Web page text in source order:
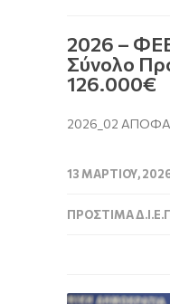
2026 –
Σύνολο
126.000€
2026_02
13 ΜΑΡΤΊΟΥ,
ΠΡΌΣΤΙΜΑ